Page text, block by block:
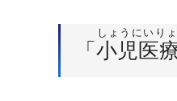
「 小児医
しょうにいり